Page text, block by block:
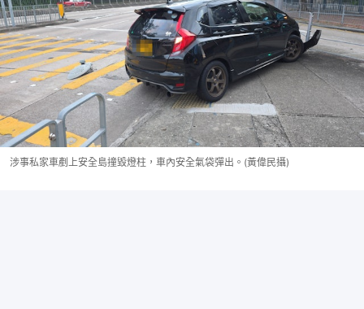
涉事私家車剷上安全島撞毀燈柱，車內安全氣袋彈出。(黃偉民攝)